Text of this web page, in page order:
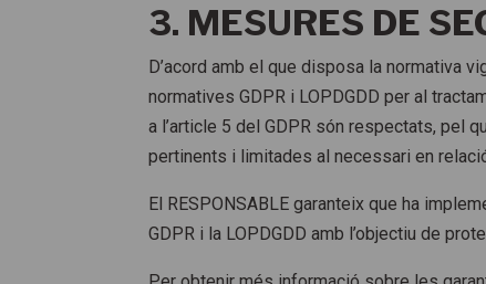
3. MESURES DE
D’acord amb el que disposa la normativa
normatives GDPR i LOPDGDD per al
a l’article 5 del GDPR són respectats, pel
pertinents i limitades al necessari en
El RESPONSABLE garanteix que ha
GDPR i la LOPDGDD amb l’objectiu de